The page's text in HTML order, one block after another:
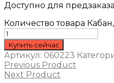
Доступно для предзаказа
Количество товара
Купить сейчас
Артикул: 060223
Previous Product
Next Product